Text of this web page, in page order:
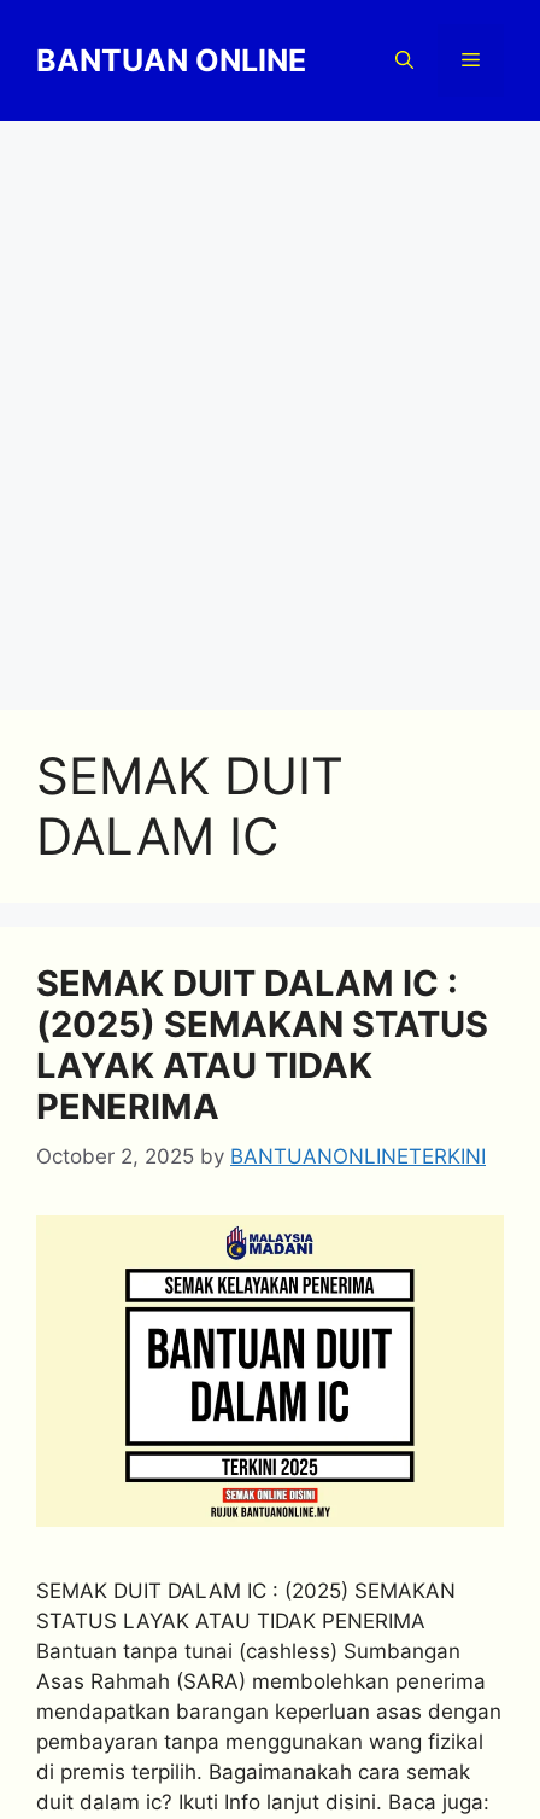
contentBANTUAN ONLINE Menu
SEMAK DUIT
DALAM IC
SEMAK DUIT DALAM IC :
(2025) SEMAKAN STATUS
LAYAK ATAU TIDAK
PENERIMA
October 2, 2025 by BANTUANONLINETERKINI
SEMAK DUIT DALAM IC : (2025) SEMAKAN
STATUS LAYAK ATAU TIDAK PENERIMA
Bantuan tanpa tunai (cashless) Sumbangan
Asas Rahmah (SARA) membolehkan penerima
mendapatkan barangan keperluan asas dengan
pembayaran tanpa menggunakan wang fizikal
di premis terpilih. Bagaimanakah cara semak
duit dalam ic? Ikuti Info lanjut disini. Baca juga: